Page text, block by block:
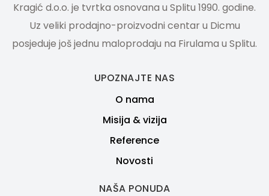
Kragić d.o.o. je tvrtka osnovana u Splitu 1990. godine.
Uz veliki prodajno-proizvodni centar u Dicmu
posjeduje još jednu maloprodaju na Firulama u Splitu.
UPOZNAJTE NAS
O nama
Misija & vizija
Reference
Novosti
NAŠA PONUDA